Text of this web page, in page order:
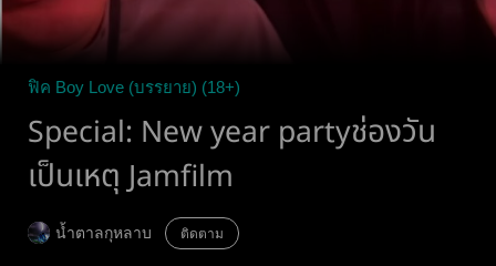
ฟิค Boy Love (บรรยาย) (18+)
Special: New year partyช่องวัน
เป็นเหตุ Jamfilm
น้ำตาลกุหลาบ ติดตาม